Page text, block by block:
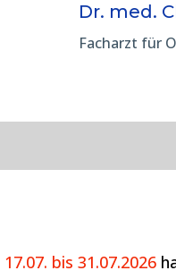
Dr. med.
Facharzt für
17.07. bis 31.07.2026